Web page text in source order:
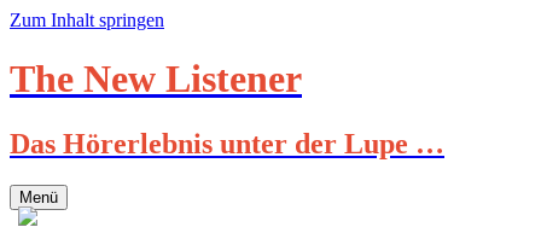
Zum Inhalt springen
The New Listener
Das Hörerlebnis unter der Lupe …
Menü